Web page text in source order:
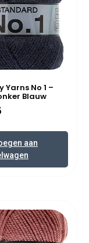
Yarns No 1 –
Blauw
aan